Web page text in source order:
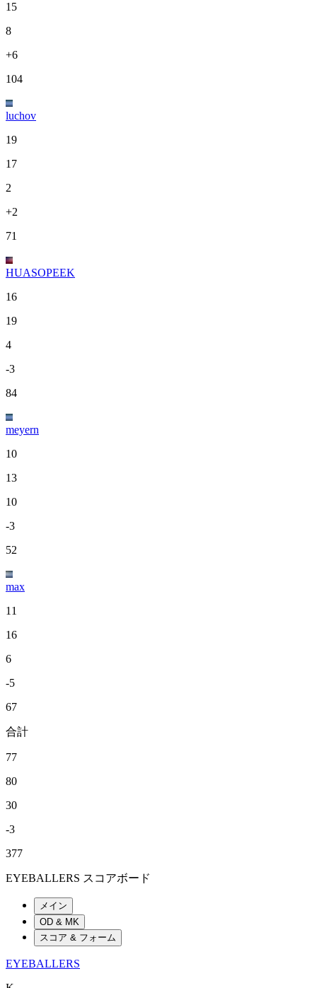
15
8
+6
104
luchov
19
17
2
+2
71
HUASOPEEK
16
19
4
-3
84
meyern
10
13
10
-3
52
max
11
16
6
-5
67
合計
77
80
30
-3
377
EYEBALLERS スコアボード
メイン
OD & MK
スコア & フォーム
EYEBALLERS